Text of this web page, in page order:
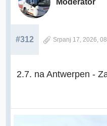
Moderator
#312 Srpanj 17, 2026,
2.7. na Antwerpen -